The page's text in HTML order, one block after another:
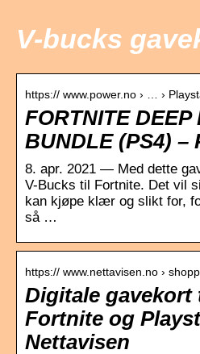
V-bucks
https:// www.power.no › … ›
FORTNITE DEEP
BUNDLE (PS4) –
8. apr. 2021 — Med dette
V-Bucks til Fortnite. Det vil
kan kjøpe klær og slikt for,
så …
https:// www.nettavisen.no ›
Digitale gavekort
Fortnite og
Nettavisen